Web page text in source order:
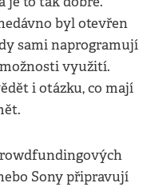
byl otevřen
sami naprogramují
využití.
i otázku, co mají
Sony připravují